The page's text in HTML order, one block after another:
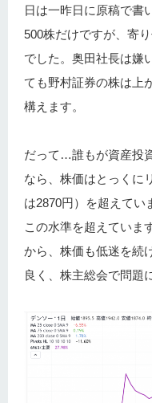
日は一昨日に原稿で書
500株だけですが、寄
でした。奥田社長は嫌
ても野村証券の株は上
構えます。
だって…誰もが資産投
なら、株価はとっくに
は2870円）を超えてい
この水準を超えていま
から、株価も低迷を続
良く、株主総会で問題